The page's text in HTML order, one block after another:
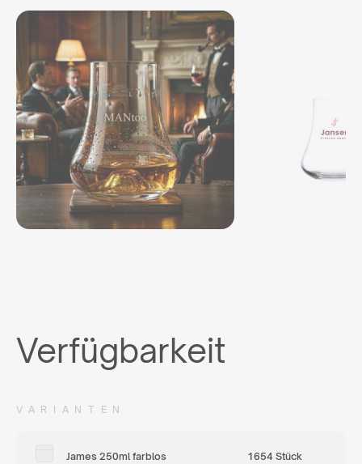
Verfügbarkeit
VARIANTEN
James 250ml farblos 1654 Stück